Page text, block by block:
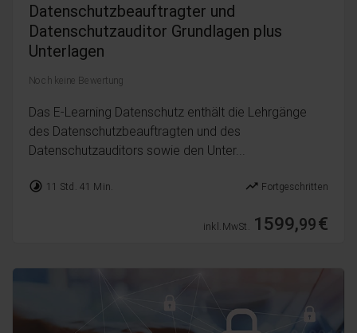
Datenschutzbeauftragter und
Datenschutzauditor Grundlagen plus
Unterlagen
Noch keine Bewertung
Das E-Learning Datenschutz enthält die Lehrgänge
des Datenschutzbeauftragten und des
Datenschutzauditors sowie den Unter...
timelapse 11 Std. 41 Min. trending_up Fortgeschritten
inkl. MwSt. 1599,99€